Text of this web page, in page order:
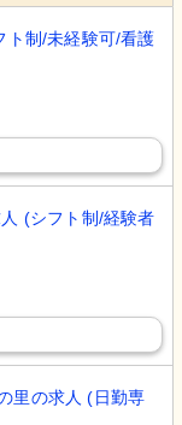
ト制/未経験可/看護
(シフト制/経験者
里の求人 (日勤専